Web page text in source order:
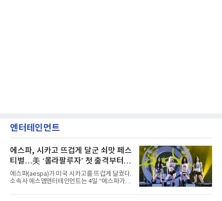
엔터테인먼트
에스파, 시카고 뜨겁게 달군 쇠맛 페스
티벌…美 ‘롤라팔루자’ 첫 출격부터
증명한 존재감
에스파(aespa)가 미국 시카고를 뜨겁게 달궜다.
소속사 에스엠엔터테인먼트는 4일 “에스파가
서 열린 ‘롤라팔루자 시카고’(Lollapalooza